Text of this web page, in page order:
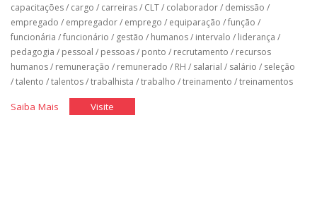
capacitações/ cargo / carreiras/ CLT/ colaborador/ demissão /
empregado / empregador/ emprego / equiparação /função /
funcionária /funcionário / gestão / humanos/ intervalo / liderança /
pedagogia / pessoal / pessoas/ ponto / recrutamento / recursos
humanos/ remuneração / remunerado / RH / salarial / salário / seleção
/talento /talentos/trabalhista /trabalho /treinamento /treinamentos
Saiba Mais"O
Visite"O